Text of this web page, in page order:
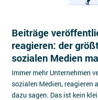
Beiträge
reagieren: der
sozialen Medien
Immer mehr Unternehmen
sozialen Medien, reagieren
dazu sagen. Das ist kein